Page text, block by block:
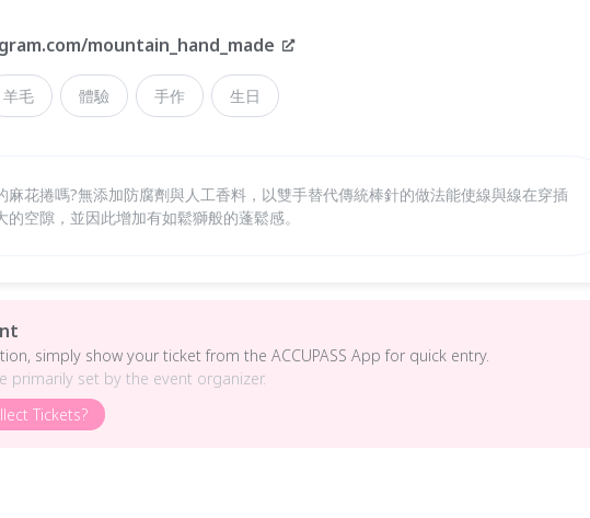
mountain_hand_made
羊毛 體驗 手作 生日
麻花捲嗎?無添加防腐劑與人工香料，以雙手替代傳統棒針的做法能使線與線在穿插
的空隙，並因此增加有如鬆獅般的蓬鬆感。
simply show your ticket from the ACCUPASS App for quick entry.
primarily set by the event organizer.
Tickets?